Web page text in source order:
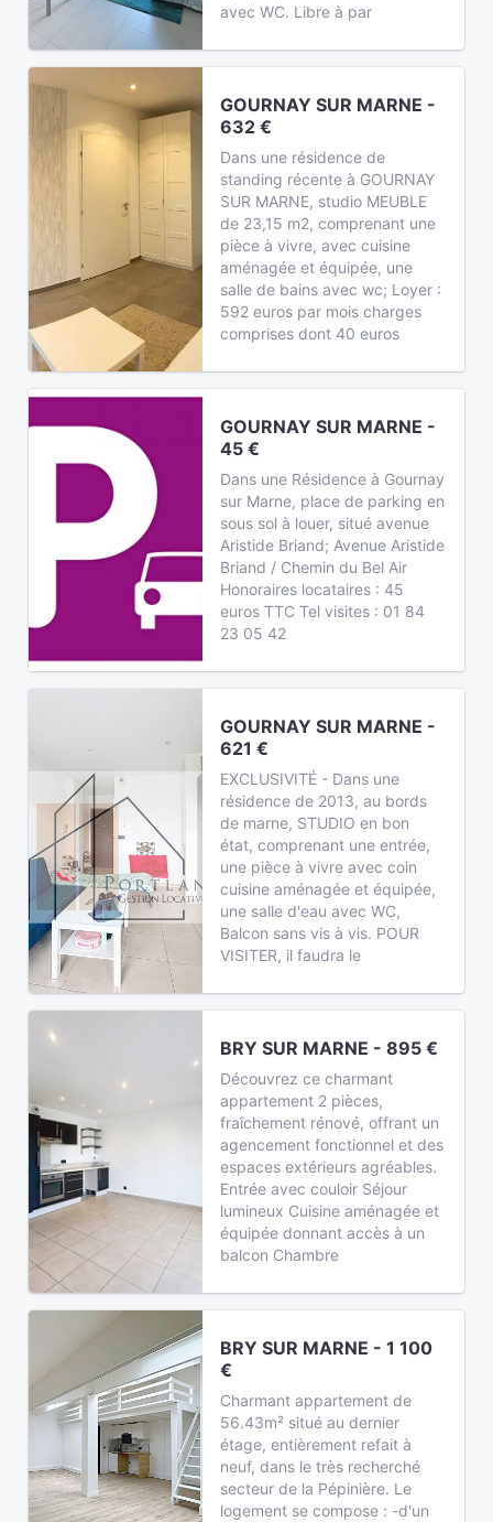
avec WC. Libre à par
GOURNAY SUR MARNE -
632 €
Dans une résidence de
standing récente à GOURNAY
SUR MARNE, studio MEUBLE
de 23,15 m2, comprenant une
pièce à vivre, avec cuisine
aménagée et équipée, une
salle de bains avec wc; Loyer :
592 euros par mois charges
comprises dont 40 euros
GOURNAY SUR MARNE -
45 €
Dans une Résidence à Gournay
sur Marne, place de parking en
sous sol à louer, situé avenue
Aristide Briand; Avenue Aristide
Briand / Chemin du Bel Air
Honoraires locataires : 45
euros TTC Tel visites : 01 84
23 05 42
GOURNAY SUR MARNE -
621 €
EXCLUSIVITÉ - Dans une
résidence de 2013, au bords
de marne, STUDIO en bon
état, comprenant une entrée,
une pièce à vivre avec coin
cuisine aménagée et équipée,
une salle d'eau avec WC,
Balcon sans vis à vis. POUR
VISITER, il faudra le
BRY SUR MARNE - 895 €
Découvrez ce charmant
appartement 2 pièces,
fraîchement rénové, offrant un
agencement fonctionnel et des
espaces extérieurs agréables.
Entrée avec couloir Séjour
lumineux Cuisine aménagée et
équipée donnant accès à un
balcon Chambre
BRY SUR MARNE - 1 100
€
Charmant appartement de
56.43m² situé au dernier
étage, entièrement refait à
neuf, dans le très recherché
secteur de la Pépinière. Le
logement se compose : -d'un